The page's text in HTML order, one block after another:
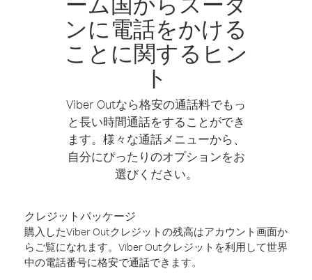
ンに電話をかける
ことに関するヒン
ト
Viber Outなら格安の通話料でもっ
と長い時間通話をすることができ
ます。様々な通話メニューから、
自分にぴったりのオプションをお
選びください。
クレジットパッケージ
購入したViber Outクレジットの残高はアカウント画面か
らご覧になれます。Viber Outクレジットを利用して世界
中の電話番号に格安で通話できます。